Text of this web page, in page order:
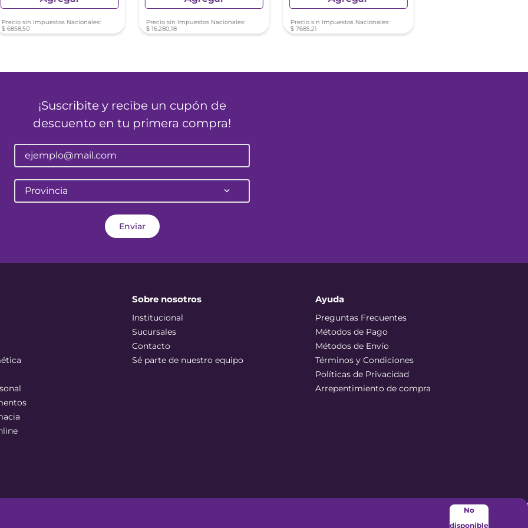
No
disponible
Precio sin Impuestos Nacionales:
$ 6858,50
Precio sin Impuestos Nacionales:
$ 16.280,18
Precio sin Impuestos Nacionales:
$ 7685,21
¡Suscribite y recibe un cupón de
descuento en tu primera compra!
Provincia
Enviar
Sobre nosotros
Institucional
Sucursales
Contacto
Sé parte de nuestro equipo
Ayuda
Preguntas Frecuentes
Métodos de Pago
Métodos de Envío
Términos y Condiciones
Políticas de Privacidad
Arrepentimiento de compra